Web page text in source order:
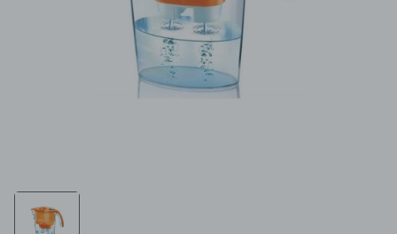
Ljepota i zdravlje
Kućanski aparati